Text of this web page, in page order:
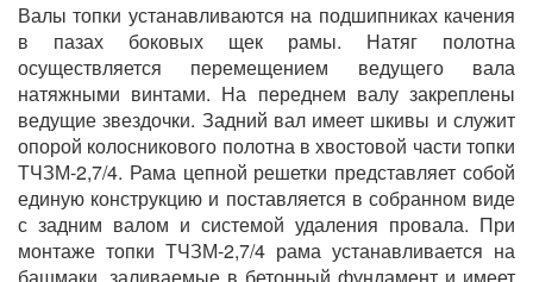
Валы топки устанавливаются на подшипниках качения
в пазах боковых щек рамы. Натяг полотна
осуществляется перемещением ведущего вала
натяжными винтами. На переднем валу закреплены
ведущие звездочки. Задний вал имеет шкивы и служит
опорой колосникового полотна в хвостовой части топки
ТЧЗМ-2,7/4. Рама цепной решетки представляет собой
единую конструкцию и поставляется в собранном виде
с задним валом и системой удаления провала. При
монтаже топки ТЧЗМ-2,7/4 рама устанавливается на